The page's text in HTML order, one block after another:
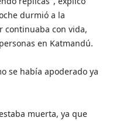
durmió a la
continuaba con vida,
en Katmandú.
se había apoderado ya
muerta, ya que